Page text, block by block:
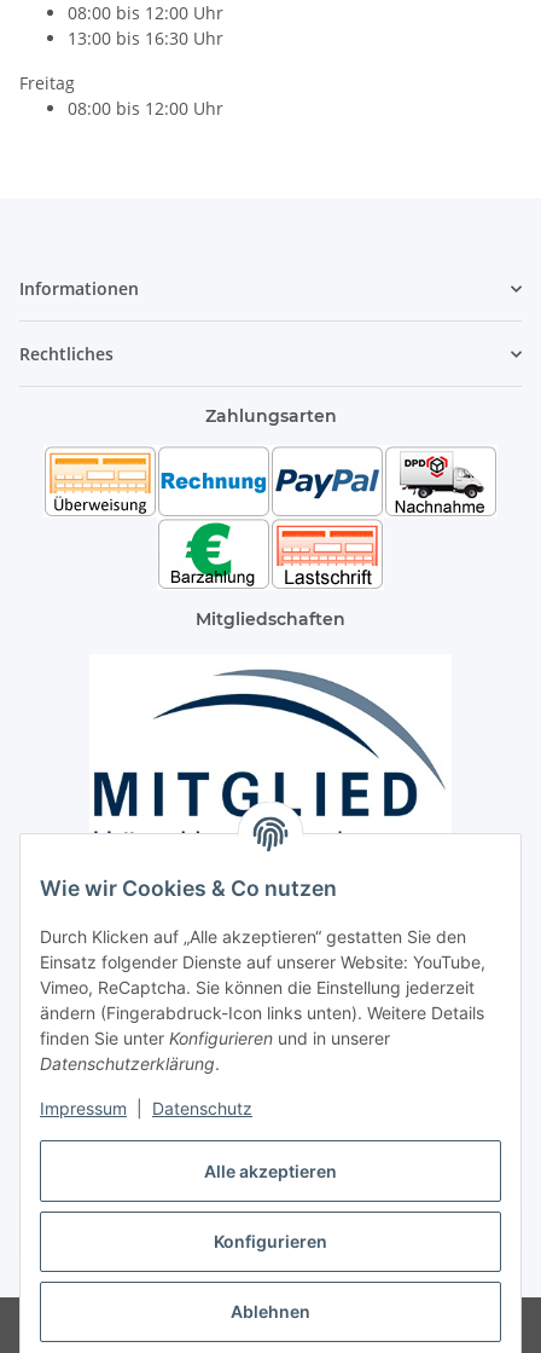
Alle akzeptieren
Konfigurieren
Ablehnen
Wie wir Cookies & Co nutzen
Durch Klicken auf „Alle akzeptieren“ gestatten Sie den
Einsatz folgender Dienste auf unserer Website: YouTube,
Vimeo, ReCaptcha. Sie können die Einstellung jederzeit
ändern (Fingerabdruck-Icon links unten). Weitere Details
finden Sie unter Konfigurieren und in unserer
Datenschutzerklärung.
Impressum Datenschutz
08:00 bis 12:00 Uhr
13:00 bis 16:30 Uhr
Freitag
08:00 bis 12:00 Uhr
Informationen
Rechtliches
Zahlungsarten
Mitgliedschaften
Paketdienst und Spedition
Regionaler Lieferservice im Umkreis von ca. 60 Km
Sicherheit
* Alle Preise inkl. gesetzlicher USt., zzgl.Versand
vorbehalten.